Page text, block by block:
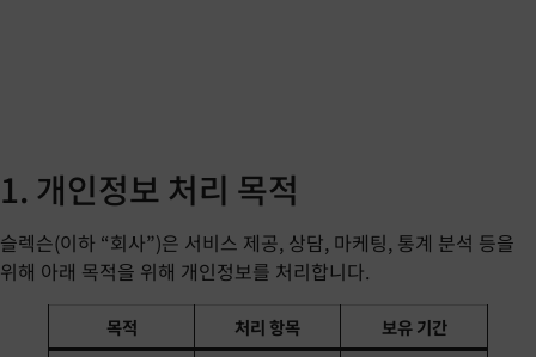
1. 개인정보 처리 목적
슬렉슨(이하 “회사”)은 서비스 제공, 상담, 마케팅, 통계 분석 등을
위해 아래 목적을 위해 개인정보를 처리합니다.
목적 처리 항목
보유 기간